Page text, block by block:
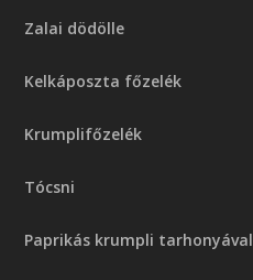
Zalai dödölle
Kelkáposzta főzelék
Krumplifőzelék
Tócsni
Paprikás krumpli tarhonyával